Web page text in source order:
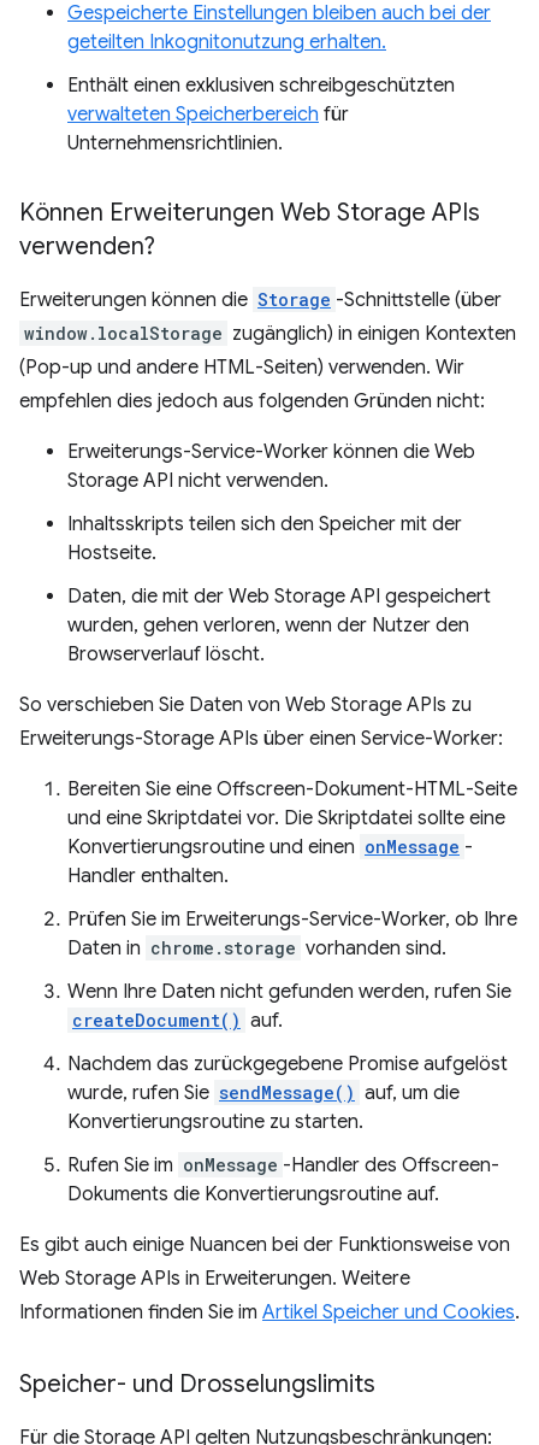
Gespeicherte Einstellungen bleiben auch bei der
geteilten Inkognitonutzung erhalten.
Enthält einen exklusiven schreibgeschützten
verwalteten Speicherbereich für
Unternehmensrichtlinien.
Können Erweiterungen Web Storage APIs
verwenden?
Erweiterungen können die Storage -Schnittstelle (über
window.localStorage zugänglich) in einigen Kontexten
(Pop-up und andere HTML-Seiten) verwenden. Wir
empfehlen dies jedoch aus folgenden Gründen nicht:
Erweiterungs-Service-Worker können die Web
Storage API nicht verwenden.
Inhaltsskripts teilen sich den Speicher mit der
Hostseite.
Daten, die mit der Web Storage API gespeichert
wurden, gehen verloren, wenn der Nutzer den
Browserverlauf löscht.
So verschieben Sie Daten von Web Storage APIs zu
Erweiterungs-Storage APIs über einen Service-Worker:
Bereiten Sie eine Offscreen-Dokument-HTML-Seite
und eine Skriptdatei vor. Die Skriptdatei sollte eine
Konvertierungsroutine und einen onMessage -
Handler enthalten.
Prüfen Sie im Erweiterungs-Service-Worker, ob Ihre
Daten in chrome.storage vorhanden sind.
Wenn Ihre Daten nicht gefunden werden, rufen Sie
createDocument() auf.
Nachdem das zurückgegebene Promise aufgelöst
wurde, rufen Sie sendMessage() auf, um die
Konvertierungsroutine zu starten.
Rufen Sie im onMessage -Handler des Offscreen-
Dokuments die Konvertierungsroutine auf.
Es gibt auch einige Nuancen bei der Funktionsweise von
Web Storage APIs in Erweiterungen. Weitere
Informationen finden Sie im Artikel Speicher und Cookies.
Speicher- und Drosselungslimits
Für die Storage API gelten Nutzungsbeschränkungen: